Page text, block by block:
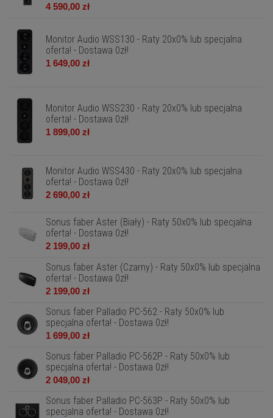
4 590,00 zł
Monitor Audio WSS130 - Raty 20x0% lub specjalna
oferta! - Dostawa 0zł!
1 649,00 zł
Monitor Audio WSS230 - Raty 20x0% lub specjalna
oferta! - Dostawa 0zł!
1 899,00 zł
Monitor Audio WSS430 - Raty 20x0% lub specjalna
oferta! - Dostawa 0zł!
2 690,00 zł
Sonus faber Aster (Biały) - Raty 50x0% lub specjalna
oferta! - Dostawa 0zł!
2 199,00 zł
Sonus faber Aster (Czarny) - Raty 50x0% lub specjalna
oferta! - Dostawa 0zł!
2 199,00 zł
Sonus faber Palladio PC-562 - Raty 50x0% lub
specjalna oferta! - Dostawa 0zł!
1 699,00 zł
Sonus faber Palladio PC-562P - Raty 50x0% lub
specjalna oferta! - Dostawa 0zł!
2 049,00 zł
Sonus faber Palladio PC-563P - Raty 50x0% lub
specjalna oferta! - Dostawa 0zł!